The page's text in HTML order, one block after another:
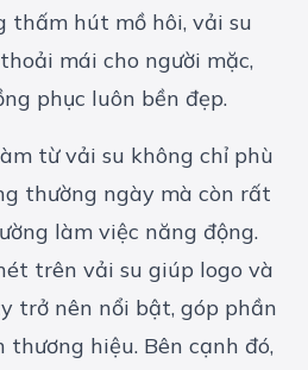
thấm hút mồ hôi, vải su
mái cho người mặc,
phục luôn bền đẹp.
từ vải su không chỉ phù
thường ngày mà còn rất
làm việc năng động.
trên vải su giúp logo và
trở nên nổi bật, góp phần
hiệu. Bên cạnh đó,